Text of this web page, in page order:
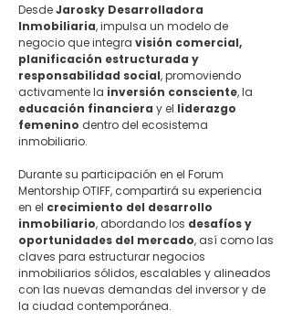
Desde Jarosky Desarrolladora
Inmobiliaria, impulsa un modelo de
negocio que integra visión comercial,
planificación estructurada y
responsabilidad social, promoviendo
activamente la inversión consciente
educación financiera y el liderazgo
femenino dentro del ecosistema
inmobiliario.
Durante su participación en el Forum
Mentorship OTIFF, compartirá su experiencia
en el crecimiento del desarrollo
inmobiliario, abordando los desafíos y
oportunidades del mercado, así como las
claves para estructurar negocios
inmobiliarios sólidos, escalables y alineados
con las nuevas demandas del inversor y de
la ciudad contemporánea.